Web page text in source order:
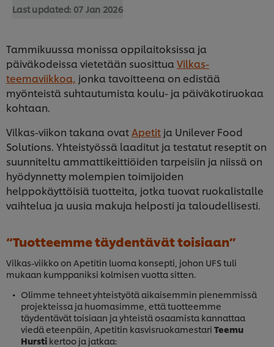
Last updated: 07 Jan 2026
Tammikuussa monissa oppilaitoksissa ja
päiväkodeissa vietetään suosittua Vilkas-
teemaviikkoa, jonka tavoitteena on edistää
myönteistä suhtautumista koulu- ja päiväkotiruokaa
kohtaan.
Vilkas-viikon takana ovatApetit ja Unilever Food
Solutions. Yhteistyössä laaditut ja testatut reseptit on
suunniteltu ammattikeittiöiden tarpeisiin ja niissä on
hyödynnetty molempien toimijoiden
helppokäyttöisiä tuotteita, jotka tuovat ruokalistalle
vaihtelua ja uusia makuja helposti ja taloudellisesti.
“Tuotteemme täydentävät toisiaan”
Vilkas-viikko on Apetitin luoma konsepti, johon UFS tuli
mukaan kumppaniksi kolmisen vuotta sitten.
Olimme tehneet yhteistyötä aikaisemmin pienemmissä
projekteissa ja huomasimme, että tuotteemme
täydentävät toisiaan ja yhteistä osaamista kannattaa
viedä eteenpäin, Apetitin kasvisruokamestari Teemu
Hursti kertoo ja jatkaa: